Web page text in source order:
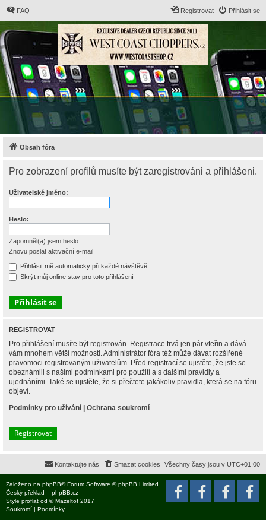
FAQ Přihlásit se
Registrovat
Obsah fóra
Pro zobrazení profilů musíte být zaregistrováni a přihlášeni.
Uživatelské jméno:
Heslo:
Zapomněl(a) jsem heslo
Znovu poslat aktivační e-mail
Přihlásit mě automaticky při každé návštěvě
Skrýt můj online stav pro toto přihlášení
REGISTROVAT
Pro přihlášení musíte být registrován. Registrace trvá jen pár vteřin a dává
vám mnohem větší možnosti. Administrátor fóra též může dávat rozšířené
pravomoci registrovaným uživatelům. Před registrací se ujistěte, že jste se
obeznámili s našimi podmínkami pro použití a s dalšími pravidly a
ujednáními. Také se ujistěte, že si přečtete jakákoliv pravidla, která se na fóru
objeví.
Podmínky pro užívání | Ochrana soukromí
Registrovat
Všechny časy jsou v UTC+01:00
Smazat cookies
Kontaktujte nás
Založeno na phpBB® Forum Software © phpBB Limited
Český překlad – phpBB.cz
Style proflat od ©Mazeltof 2017
Soukromí | Podmínky